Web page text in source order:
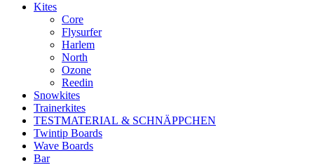
Kites
Core
Flysurfer
Harlem
North
Ozone
Reedin
Snowkites
Trainerkites
TESTMATERIAL & SCHNÄPPCHEN
Twintip Boards
Wave Boards
Bar